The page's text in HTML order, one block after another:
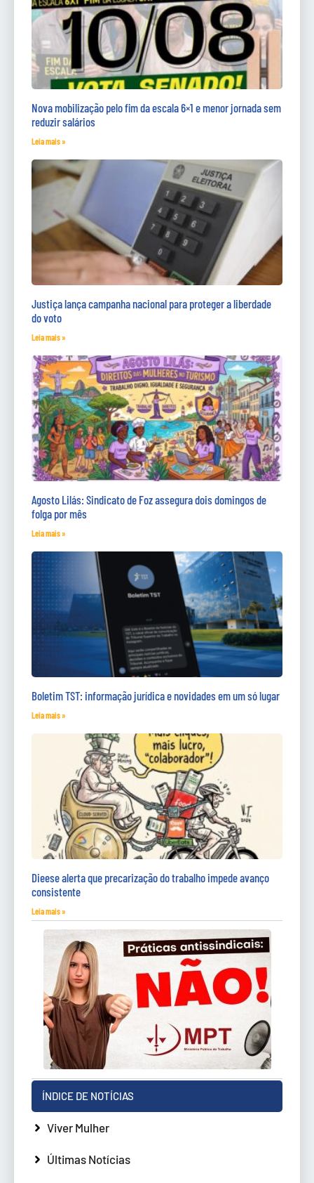
Nova mobilização pelo fim da escala 6×1 e menor jornada sem
reduzir salários
Leia mais »
Justiça lança campanha nacional para proteger a liberdade
do voto
Leia mais »
Agosto Lilás: Sindicato de Foz assegura dois domingos de
folga por mês
Leia mais »
Boletim TST: informação jurídica e novidades em um só lugar
Leia mais »
Dieese alerta que precarização do trabalho impede avanço
consistente
Leia mais »
ÍNDICE DE NOTÍCIAS
Viver Mulher
Últimas Notícias